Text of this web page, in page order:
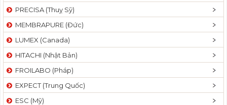
PRECISA (Thuỵ Sỹ)
MEMBRAPURE (Đức)
LUMEX (Canada)
HITACHI (Nhật Bản)
FROILABO (Pháp)
EXPECT (Trung Quốc)
ESC (Mỹ)